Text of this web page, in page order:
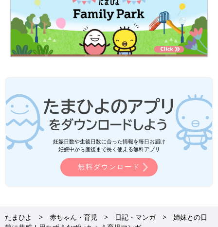
妊娠日数や生後日数に合った情報を毎日お届け
妊娠中から産後まで長く使える無料アプリ
無料ダウンロード
たまひよ 赤ちゃん・育児 日記・マンガ
姉妹との日